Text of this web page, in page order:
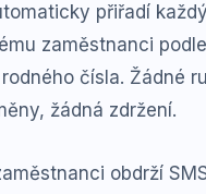
přiřadí
zaměstnanci
čísla. Žádné
žádná zdržení.
obdrží